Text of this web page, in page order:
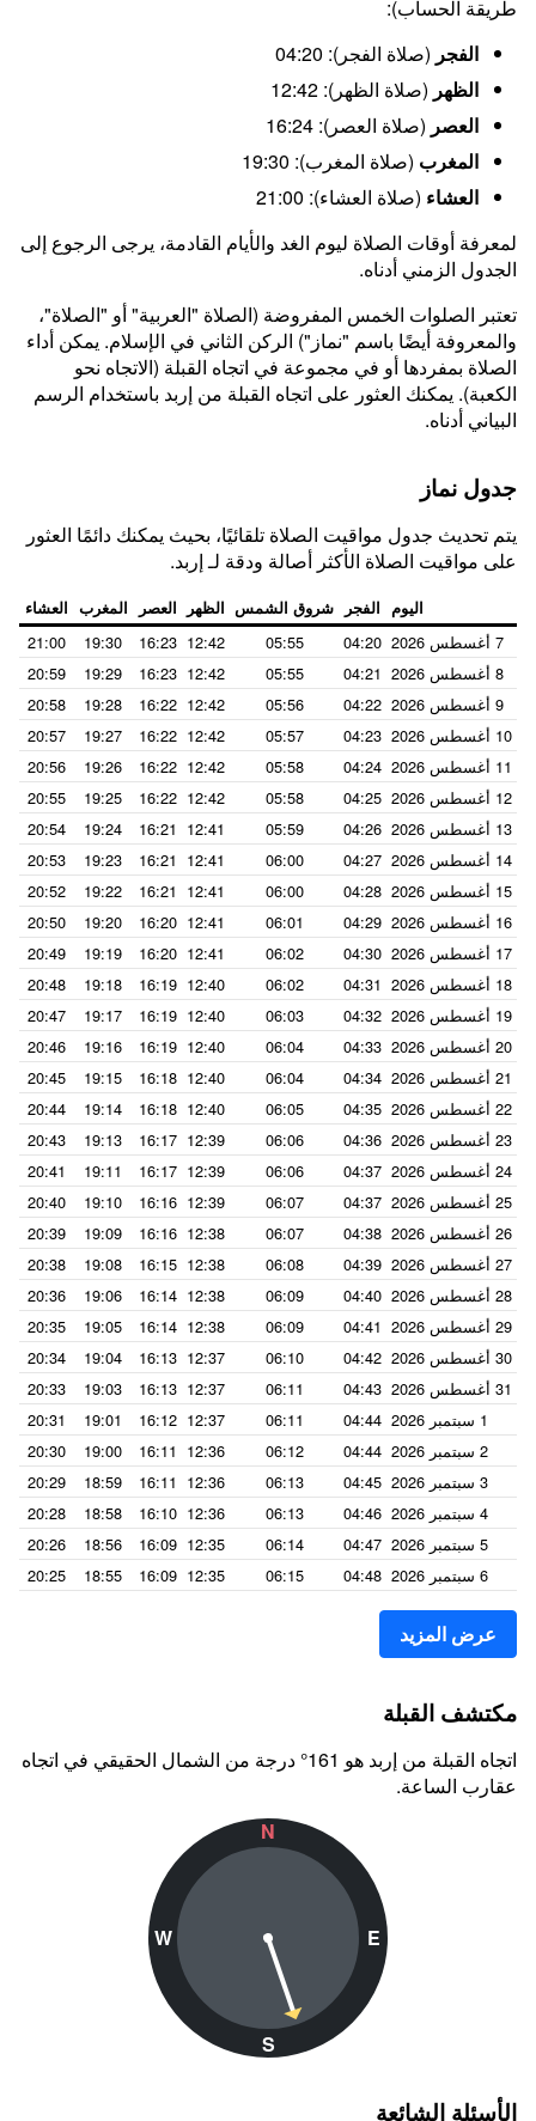
طريقة الحساب):
الفجر (صلاة الفجر): 04:20
الظهر (صلاة الظهر): 12:42
العصر (صلاة العصر): 16:24
المغرب (صلاة المغرب): 19:30
العشاء (صلاة العشاء): 21:00
لمعرفة أوقات الصلاة ليوم الغد والأيام القادمة، يرجى الرجوع إلى
الجدول الزمني أدناه.
تعتبر الصلوات الخمس المفروضة (الصلاة "العربية" أو "الصلاة"،
والمعروفة أيضًا باسم "نماز") الركن الثاني في الإسلام. يمكن أداء
الصلاة بمفردها أو في مجموعة في اتجاه القبلة (الاتجاه نحو
الكعبة). يمكنك العثور على اتجاه القبلة من إربد باستخدام الرسم
البياني أدناه.
جدول نماز
يتم تحديث جدول مواقيت الصلاة تلقائيًا، بحيث يمكنك دائمًا العثور
على مواقيت الصلاة الأكثر أصالة ودقة لـ إربد.
اليوم الفجر شروق الشمس الظهر العصر المغرب العشاء
7 أغسطس 2026 04:20
05:55
12:42
16:23
19:30
21:00
8 أغسطس 2026
04:21
05:55
12:42
16:23
19:29
20:59
9 أغسطس 2026
04:22
05:56
12:42
16:22
19:28
20:58
10 أغسطس 2026
04:23
05:57
12:42
16:22
19:27
20:57
11 أغسطس 2026
04:24
05:58
12:42
16:22
19:26
20:56
12 أغسطس 2026
04:25
05:58
12:42
16:22
19:25
20:55
13 أغسطس 2026
04:26
05:59
12:41
16:21
19:24
20:54
14 أغسطس 2026
04:27
06:00
12:41
16:21
19:23
20:53
15 أغسطس 2026
04:28
06:00
12:41
16:21
19:22
20:52
16 أغسطس 2026
04:29
06:01
12:41
16:20
19:20
20:50
17 أغسطس 2026
04:30
06:02
12:41
16:20
19:19
20:49
18 أغسطس 2026
04:31
06:02
12:40
16:19
19:18
20:48
19 أغسطس 2026
04:32
06:03
12:40
16:19
19:17
20:47
20 أغسطس 2026
04:33
06:04
12:40
16:19
19:16
20:46
21 أغسطس 2026
04:34
06:04
12:40
16:18
19:15
20:45
22 أغسطس 2026
04:35
06:05
12:40
16:18
19:14
20:44
23 أغسطس 2026
04:36
06:06
12:39
16:17
19:13
20:43
24 أغسطس 2026
04:37
06:06
12:39
16:17
19:11
20:41
25 أغسطس 2026
04:37
06:07
12:39
16:16
19:10
20:40
26 أغسطس 2026
04:38
06:07
12:38
16:16
19:09
20:39
27 أغسطس 2026
04:39
06:08
12:38
16:15
19:08
20:38
28 أغسطس 2026
04:40
06:09
12:38
16:14
19:06
20:36
29 أغسطس 2026
04:41
06:09
12:38
16:14
19:05
20:35
30 أغسطس 2026
04:42
06:10
12:37
16:13
19:04
20:34
31 أغسطس 2026
04:43
06:11
12:37
16:13
19:03
20:33
1 سبتمبر 2026
04:44
06:11
12:37
16:12
19:01
20:31
2 سبتمبر 2026
04:44
06:12
12:36
16:11
19:00
20:30
3 سبتمبر 2026
04:45
06:13
12:36
16:11
18:59
20:29
4 سبتمبر 2026
04:46
06:13
12:36
16:10
18:58
20:28
5 سبتمبر 2026
04:47
06:14
12:35
16:09
18:56
20:26
6 سبتمبر 2026
04:48
06:15
12:35
16:09
18:55
20:25
عرض المزيد
مكتشف القبلة
اتجاه القبلة من إربد هو 161° درجة من الشمال الحقيقي في اتجاه
عقارب الساعة.
N
W
S
E
الأسئلة الشائعة